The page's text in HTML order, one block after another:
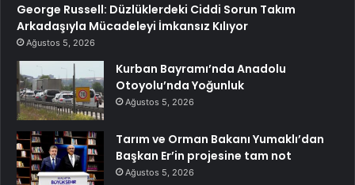
George Russell: Düzlüklerdeki Ciddi Sorun Takım
Arkadaşıyla Mücadeleyi İmkansız Kılıyor
Ağustos 5, 2026
Kurban Bayramı’nda Anadolu
Otoyolu’nda Yoğunluk
Ağustos 5, 2026
Tarım ve Orman Bakanı Yumaklı’dan
Başkan Er’in projesine tam not
Ağustos 5, 2026